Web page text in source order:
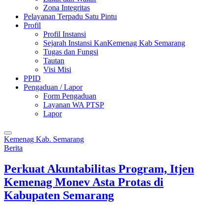
Zona Integritas
Pelayanan Terpadu Satu Pintu
Profil
Profil Instansi
Sejarah Instansi KanKemenag Kab Semarang
Tugas dan Fungsi
Tautan
Visi Misi
PPID
Pengaduan / Lapor
Form Pengaduan
Layanan WA PTSP
Lapor
Kemenag Kab. Semarang
Berita
Perkuat Akuntabilitas Program, Itjen
Kemenag Monev Asta Protas di
Kabupaten Semarang